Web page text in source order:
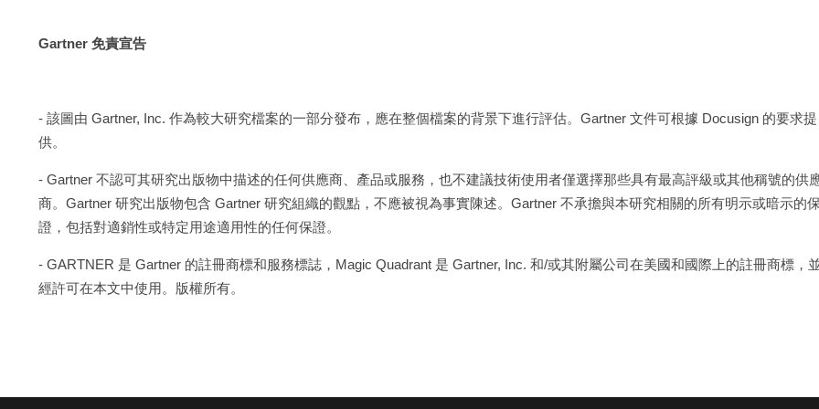
Gartner 免責宣告
- 該圖由 Gartner, Inc. 作為較大研究檔案的一部分發布，應在整個檔案的背景下進行評估。Gartner 文件可根據 Docusign 的要求提
供。
- Gartner 不認可其研究出版物中描述的任何供應商、產品或服務，也不建議技術使用者僅選擇那些具有最高評級或其他稱號的供
商。Gartner 研究出版物包含 Gartner 研究組織的觀點，不應被視為事實陳述。Gartner 不承擔與本研究相關的所有明示或暗示的保
證，包括對適銷性或特定用途適用性的任何保證。
- GARTNER 是 Gartner 的註冊商標和服務標誌，Magic Quadrant 是 Gartner, Inc. 和/或其附屬公司在美國和國際上的註冊商標，
經許可在本文中使用。版權所有。